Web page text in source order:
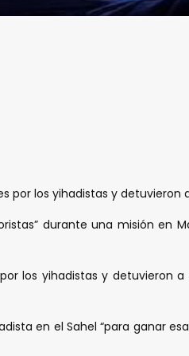
por los yihadistas y detuvieron
durante una misión en
los yihadistas y detuvieron
en el Sahel “para ganar